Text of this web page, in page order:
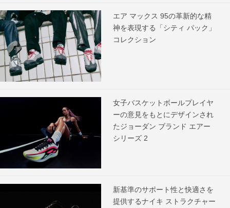
エア マックス 95の革新的な精
神を表現する「シティ パック」
コレクション
女子バスケットボールプレイヤ
ーの意見をもとにデザインされ
たジョーダン ブランド エアー
シリーズ 2
新基準のサポート性と快適さを
提供するナイキ ストラクチャー